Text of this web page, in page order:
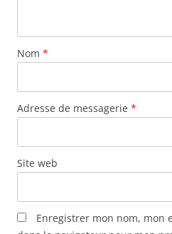
Nom *
Adresse de messagerie *
Site web
Enregistrer mon nom, mon